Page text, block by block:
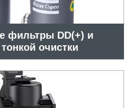
фильтры DD(+) и
очистки